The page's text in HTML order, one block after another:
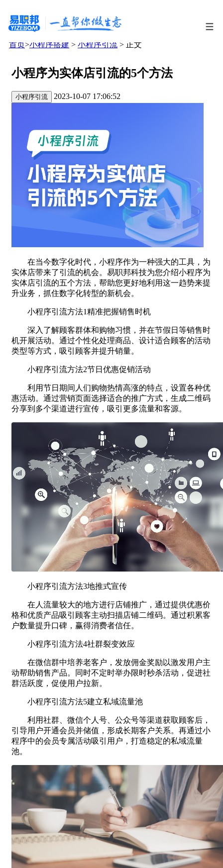
首页>小程序搭建 > 小程序引流 > 正文
小程序为实体店引流的5个方法
小程序引流 2023-10-07 17:06:52
在当今数字化时代，小程序作为一种强大的工具，为
实体店带来了引流的机会。易职邦科技为您介绍小程序为
实体店引流的五个方法，帮助您更好地利用这一趋势来提
升业务，抓住数字化转型的新机会。
小程序引流方法1精准把握销售时机
深入了解顾客群体和购物习惯，并在节假日等销售时
机开展活动。通过个性化处理商品、设计适合顾客的活动
类型等方式，吸引顾客并提升销量。
小程序引流方法2节日优惠促销活动
利用节日期间人们购物热情高涨的特点，设置各种优
惠活动。通过营销页面选择适合的推广方式，生成二维码
分享到多个渠道进行宣传，吸引更多流量和客源。
小程序引流方法3地推式宣传
在人流量较大的地方进行店铺推广，通过提供优惠价
格和优质产品吸引顾客主动扫描店铺二维码。通过积累客
户数量提升口碑，赢得消费者信任。
小程序引流方法4社群裂变效应
在微信群中培养老客户，发放佣金奖励以激发用户主
动帮助销售产品。同时不定时举办限时秒杀活动，促进社
群活跃度，促使用户拉新。
小程序引流方法5建立私域流量池
利用社群、微信个人号、公众号等渠道获取顾客后，
引导用户开通会员并储值，形成长期客户关系。再通过小
程序中的会员专属活动吸引用户，打造稳定的私域流量
池。